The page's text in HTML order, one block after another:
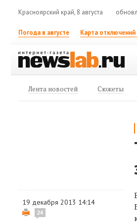
Красноярский край, 8 августа
Погода в августе Карта
Лента новостей Сюжеты
19 декабря 2013 14:14
24